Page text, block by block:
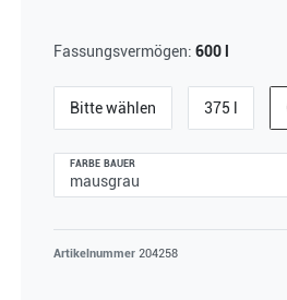
Fassungsvermögen: 600 l
Bitte wählen 375 l
FARBE BAUER
Artikelnummer 204258